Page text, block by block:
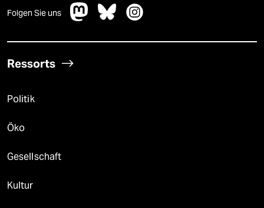
Folgen Sie uns
Ressorts
Politik
Öko
Gesellschaft
Kultur